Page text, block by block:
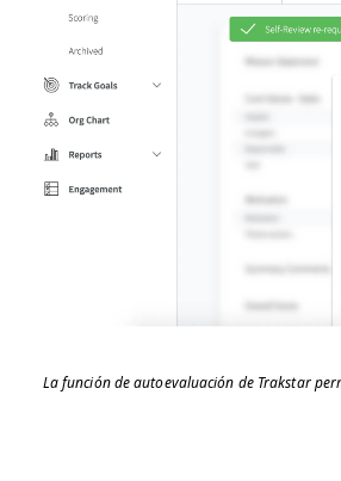
La función de autoevaluación de Trakstar